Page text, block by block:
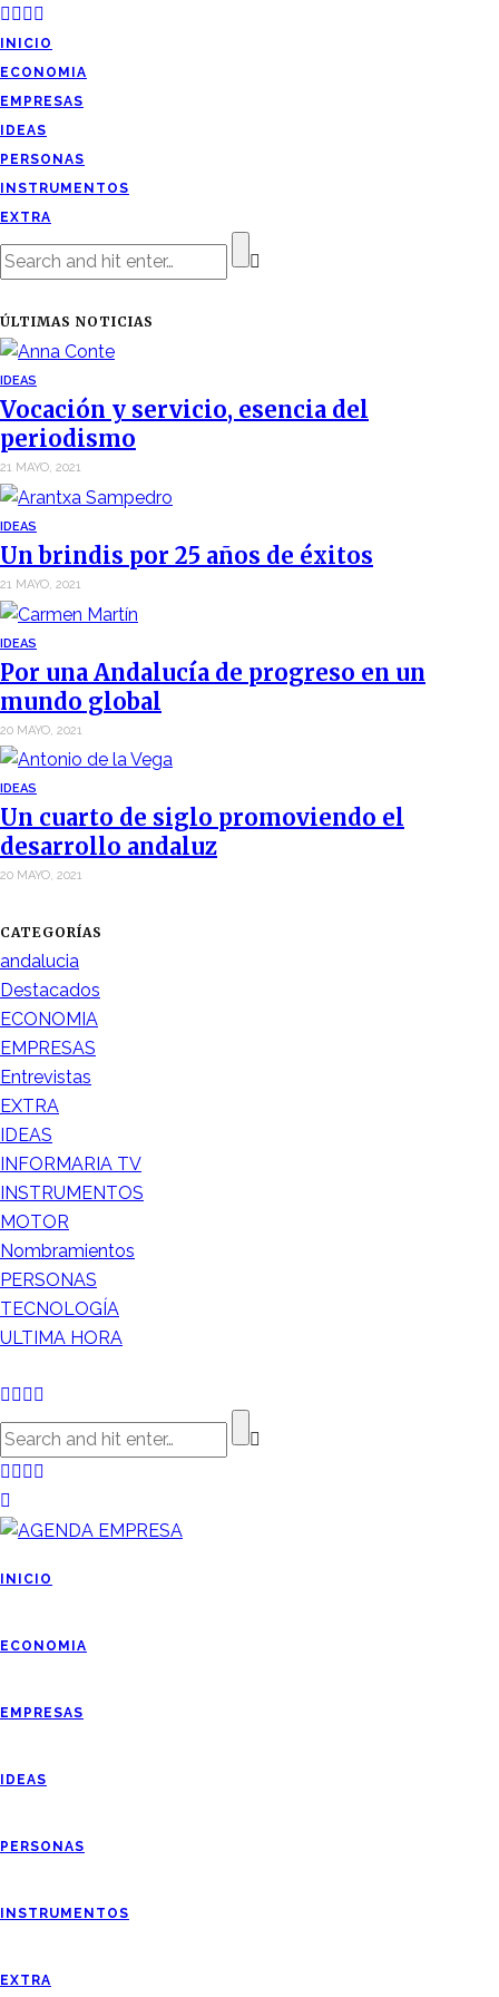
INICIO
ECONOMIA
EMPRESAS
IDEAS
PERSONAS
INSTRUMENTOS
EXTRA
ÚLTIMAS NOTICIAS
IDEAS
Vocación y servicio, esencia del
periodismo
21 MAYO, 2021
IDEAS
Un brindis por 25 años de éxitos
21 MAYO, 2021
IDEAS
Por una Andalucía de progreso en un
mundo global
20 MAYO, 2021
IDEAS
Un cuarto de siglo promoviendo el
desarrollo andaluz
20 MAYO, 2021
CATEGORÍAS
andalucia
Destacados
ECONOMIA
EMPRESAS
Entrevistas
EXTRA
IDEAS
INFORMARIA TV
INSTRUMENTOS
MOTOR
Nombramientos
PERSONAS
TECNOLOGÍA
ULTIMA HORA
INICIO
ECONOMIA
EMPRESAS
IDEAS
PERSONAS
INSTRUMENTOS
EXTRA